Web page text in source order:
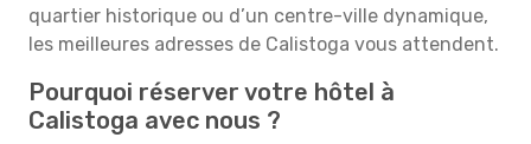
quartier historique ou d’un centre-ville dynamique,
les meilleures adresses de Calistoga vous attendent.
Pourquoi réserver votre hôtel à
Calistoga avec nous ?